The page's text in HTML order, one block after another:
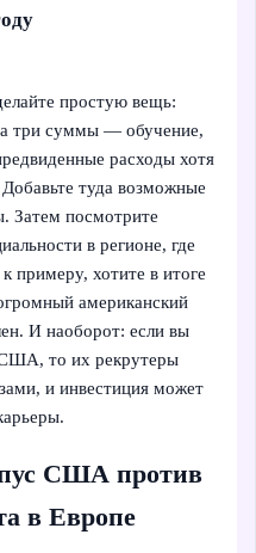
простую вещь:
три суммы — обучение,
расходы хотя
туда возможные
Затем посмотрите
в регионе, где
примеру, хотите в итоге
американский
И наоборот: если вы
то их рекрутеры
и инвестиция может
США против
в Европе